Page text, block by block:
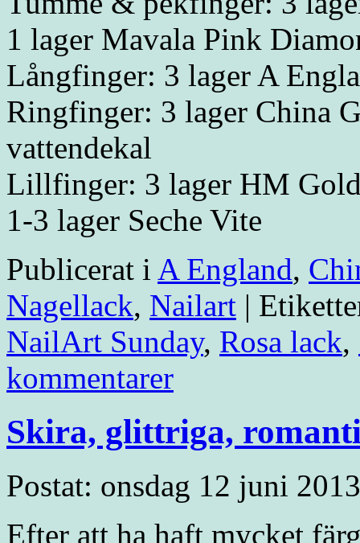
1 lager Mavala Pink
Långfinger: 3 lager A
Ringfinger: 3 lager China
vattendekal
Lillfinger: 3 lager HM
1-3 lager Seche Vite
Publicerat i A England,
Nagellack, Nailart |
NailArt Sunday, Rosa lack,
kommentarer
Skira, glittriga,
Postat: onsdag 12 juni
Efter att ha haft mycket